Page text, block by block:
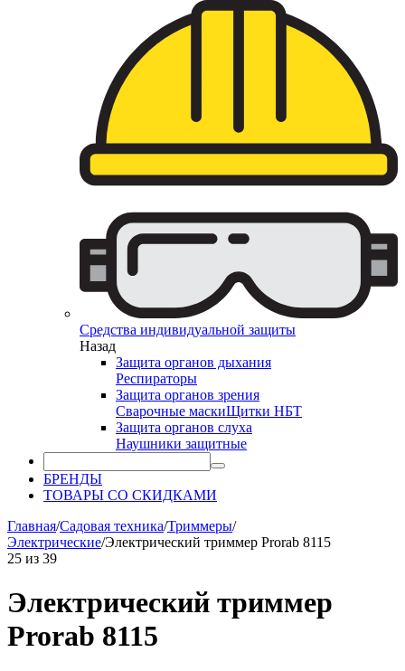
Средства индивидуальной защиты
Назад
Защита органов дыхания
Респираторы
Защита органов зрения
Сварочные маскиЩитки НБТ
Защита органов слуха
Наушники защитные
БРЕНДЫ
ТОВАРЫ СО СКИДКАМИ
Главная/Садовая техника/Триммеры/
Электрические/Электрический триммер Prorab 8115
25 из 39
Электрический триммер
Prorab 8115